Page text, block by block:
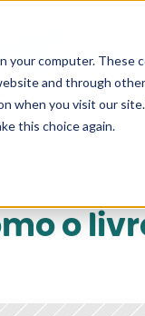
your computer. These
and through
when you visit our
this choice again.
o